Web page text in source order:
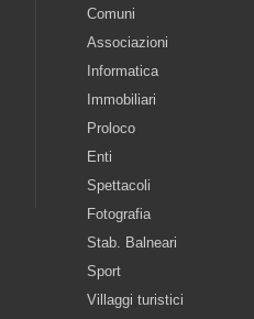
Comuni
Associazioni
Informatica
Immobiliari
Proloco
Enti
Spettacoli
Fotografia
Stab. Balneari
Sport
Villaggi turistici